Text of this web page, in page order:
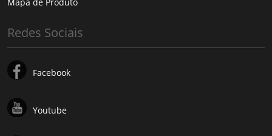
Redes Sociais
Facebook
Youtube